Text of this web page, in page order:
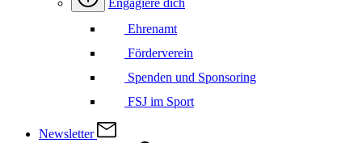
Engagiere dich
Ehrenamt
Förderverein
Spenden und Sponsoring
FSJ im Sport
Newsletter